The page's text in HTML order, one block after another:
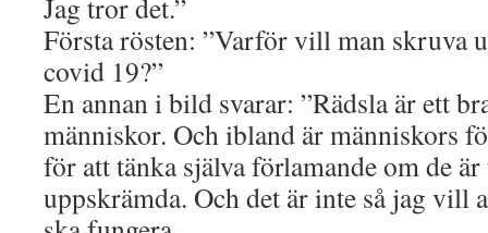
Jag tror det.”
Första rösten: ”Varför vill man skruva
covid 19?”
En annan i bild svarar: ”Rädsla är ett
människor. Och ibland är människors
för att tänka själva förlamande om de
uppskrämda. Och det är inte så jag vill